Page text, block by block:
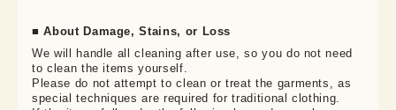
■ About Damage, Stains, or Loss
We will handle all cleaning after use, so you do not need
to clean the items yourself.
Please do not attempt to clean or treat the garments, as
special techniques are required for traditional clothing.